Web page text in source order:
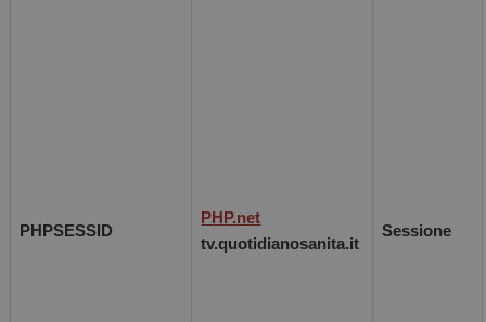
PHPSESSID
PHP.net
tv.quotidianosanita.it
Sessione